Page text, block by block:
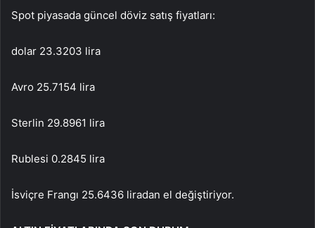
Spot piyasada güncel döviz satış fiyatları:
dolar 23.3203 lira
Avro 25.7154 lira
Sterlin 29.8961 lira
Rublesi 0.2845 lira
İsviçre Frangı 25.6436 liradan el değiştiriyor.